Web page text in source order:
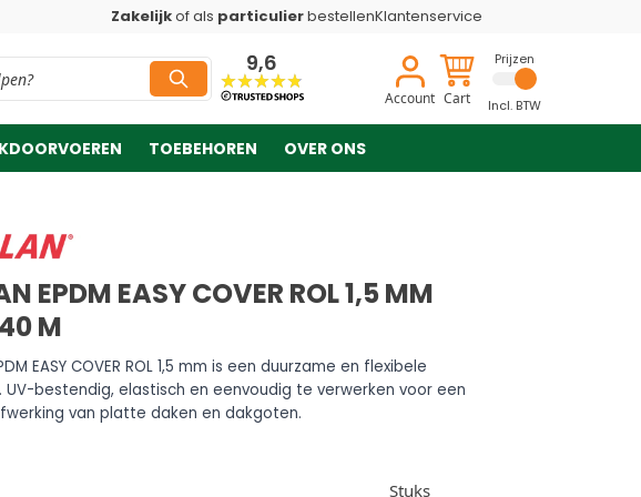
Zakelijkof als particulierbestellenKlantenservice
9,6
Account Cart
Prijzen
Incl. BTW
TOEBEHOREN OVER ONS
EPDM EASY COVER ROL 1,5 MM
M
EASY COVER ROL 1,5 mm is een duurzame en flexibele
UV-bestendig, elastisch en eenvoudig te verwerken voor een
van platte daken en dakgoten.
Stuks